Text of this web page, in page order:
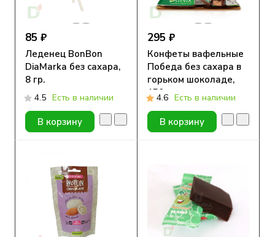
85 ₽
Леденец BonBon
DiaMarka без сахара,
8 гр.
4.5 Есть в наличии
В корзину
295 ₽
Конфеты вафельные
Победа без сахара в
горьком шоколаде,
150г.
4.6 Есть в наличии
В корзину